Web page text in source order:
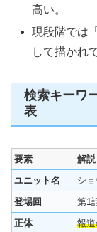
高い。
現段階では
して描かれ
検索キーワ
表
要素
解説
ユニット名
シ
登場回
第1
正体
報